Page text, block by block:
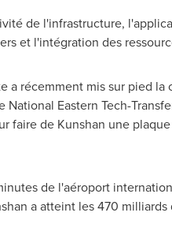
de l'infrastructure,
et l'intégration des
a récemment mis sur pied
Eastern Tech-
faire de Kunshan une
de l'aéroport
a atteint les 470 milliards